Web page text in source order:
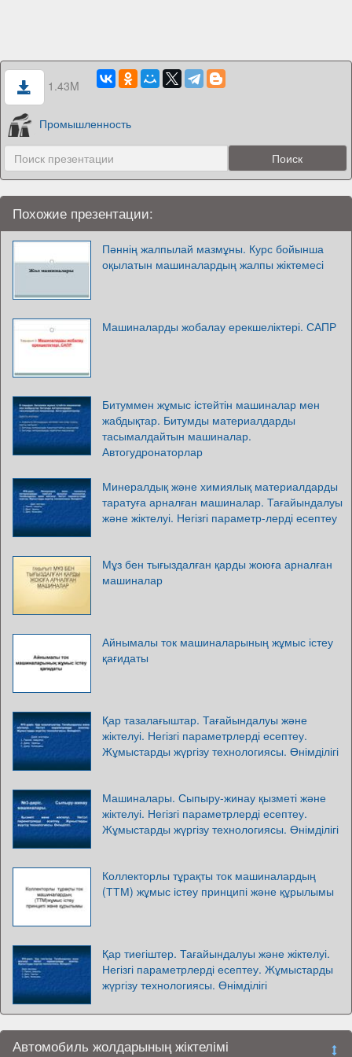
1.43M
Промышленность
Похожие презентации:
Пәннің жалпылай мазмұны. Курс бойынша
оқылатын машиналардың жалпы жіктемесі
Машиналарды жобалау ерекшеліктері. САПР
Битуммен жұмыс істейтін машиналар мен
жабдықтар. Битумды материалдарды
тасымалдайтын машиналар.
Автогудронаторлар
Минералдық және химиялық материалдарды
таратуға арналған машиналар. Тағайындалуы
және жіктелуі. Негізгі параметр-лерді есептеу
Мұз бен тығыздалған қарды жоюға арналған
машиналар
Айнымалы ток машиналарының жұмыс істеу
қағидаты
Қар тазалағыштар. Тағайындалуы және
жіктелуі. Негізгі параметрлерді есептеу.
Жұмыстарды жүргізу технологиясы. Өнімділігі
Машиналары. Сыпыру-жинау қызметі және
жіктелуі. Негізгі параметрлерді есептеу.
Жұмыстарды жүргізу технологиясы. Өнімділігі
Коллекторлы тұрақты ток машиналардың
(ТТМ) жұмыс істеу принципі және құрылымы
Қар тиегіштер. Тағайындалуы және жіктелуі.
Негізгі параметрлерді есептеу. Жұмыстарды
жүргізу технологиясы. Өнімділігі
Автомобиль жолдарының жіктелімі